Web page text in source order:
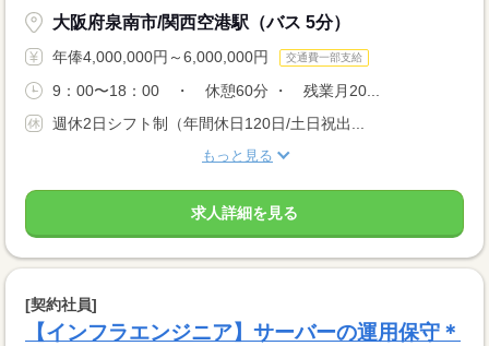
大阪府泉南市/関西空港駅（バス 5分）
年俸4,000,000円～6,000,000円 交通費一部支給
9：00〜18：00 ・ 休憩60分 ・ 残業月20...
週休2日シフト制（年間休日120日/土日祝出...
もっと見る
求人詳細を見る
[契約社員]
【インフラエンジニア】サーバーの運用保守＊